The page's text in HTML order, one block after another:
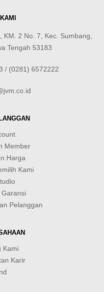
2 No. 7, Kec. Sumbang,
Tengah 53183
/ (0281) 6572222
Member
Harga
Kami
Garansi
Pelanggan
Kami
Karir